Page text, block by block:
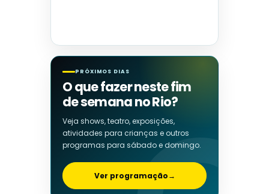
PRÓXIMOS DIAS
O que fazer neste fim
de semana no Rio?
Veja shows, teatro, exposições,
atividades para crianças e outros
programas para sábado e domingo.
Ver programação→